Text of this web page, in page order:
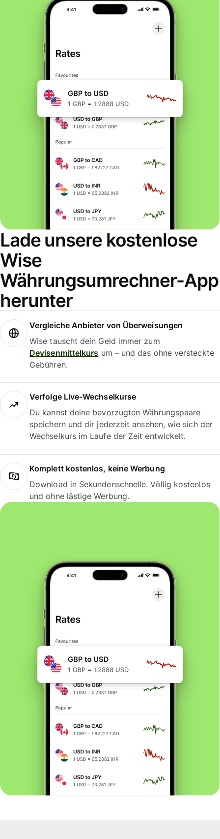
Lade unsere kostenlose
Wise
Währungsumrechner-App
herunter
Vergleiche Anbieter von Überweisungen
Wise tauscht dein Geld immer zum
Devisenmittelkurs um – und das ohne versteckte
Gebühren.
Verfolge Live-Wechselkurse
Du kannst deine bevorzugten Währungspaare
speichern und dir jederzeit ansehen, wie sich der
Wechselkurs im Laufe der Zeit entwickelt.
Komplett kostenlos, keine Werbung
Download in Sekundenschnelle. Völlig kostenlos
und ohne lästige Werbung.